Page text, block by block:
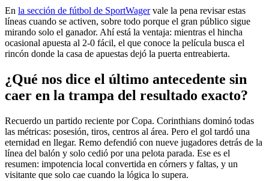
En la sección de fútbol de SportWagervale la pena revisar estas
líneas cuando se activen, sobre todo porque el gran público sigue
mirando solo el ganador. Ahí está la ventaja: mientras el hincha
ocasional apuesta al 2-0 fácil, el que conoce la película busca el
rincón donde la casa de apuestas dejó la puerta entreabierta.
¿Qué nos dice el último antecedente sin
caer en la trampa del resultado exacto?
Recuerdo un partido reciente por Copa. Corinthians dominó todas
las métricas: posesión, tiros, centros al área. Pero el gol tardó una
eternidad en llegar. Remo defendió con nueve jugadores detrás de la
línea del balón y solo cedió por una pelota parada. Ese es el
resumen: impotencia local convertida en córners y faltas, y un
visitante que solo cae cuando la lógica lo supera.